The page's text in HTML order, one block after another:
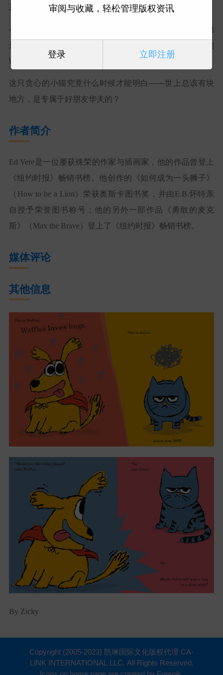
系列第2册:Waffles and Julius: No Room for You!
小猫Julius有块专属魔法坐垫，上面写着“专供Julius”的隐
形咒语。此外，他还霸占着沙发、楼梯台阶，甚至连小狗
Waffles的懒人椅都不放过！
这只贪心的小猫究竟什么时候才能明白——世上总该有块
地方，是专属于好朋友华夫的？
作者简介
Ed Vere是一位屡获殊荣的作家与插画家，他的作品曾登上
《纽约时报》畅销书榜。他创作的《如何成为一头狮子》
（ How to be a Lion ）荣获奥斯卡图书奖，并由 E.B.怀特亲
自授予荣誉图书称号；他的另外一部作品《勇敢的麦克
斯》（ Max the Brave ）登上了《纽约时报》畅销书榜。
媒体评论
其他信息
By Zicky
Copyright (2005-2023) 凯琳国际文化版权代理 CA-
LINK INTERNATIONAL LLC. All Rights Reserved.
审阅与收藏，轻松管理版权资讯
登录 立即注册